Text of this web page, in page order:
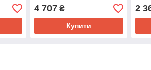
4 707₴
Купити
2